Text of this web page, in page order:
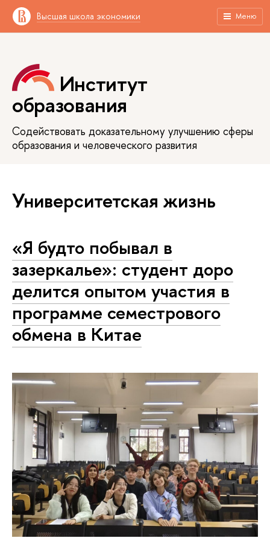
Высшая школа экономики Меню
Институт
образования
Содействовать доказательному улучшению сферы
образования и человеческого развития
Университетская жизнь
«Я будто побывал в
зазеркалье»: студент доро
делится опытом участия в
программе семестрового
обмена в Китае